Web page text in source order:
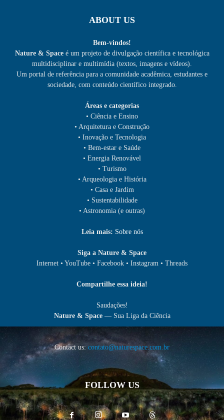
ABOUT US
Bem-vindos!
Nature & Spaceé um projeto de divulgação científica e tecnológica
multidisciplinar e multimídia (textos, imagens e vídeos).
Um portal de referência para a comunidade acadêmica, estudantes e
sociedade, com conteúdo científico integrado.
Áreas e categorias
• Ciência e Ensino
• Arquitetura e Construção
• Inovação e Tecnologia
• Bem-estar e Saúde
• Energia Renovável
• Turismo
• Arqueologia e História
• Casa e Jardim
• Sustentabilidade
• Astronomia (e outras)
Leia mais: Sobre nós
Siga a Nature & Space
Internet • YouTube • Facebook • Instagram • Threads
Compartilhe essa ideia!
Saudações!
Nature & Space— Sua Liga da Ciência
Contact us:contato@naturespace.com.br
FOLLOW US